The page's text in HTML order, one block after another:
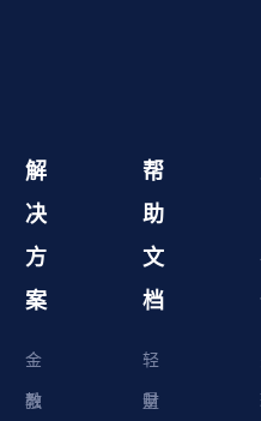
解
决
方
案
金
融
教
帮
助
文
档
轻
量
财